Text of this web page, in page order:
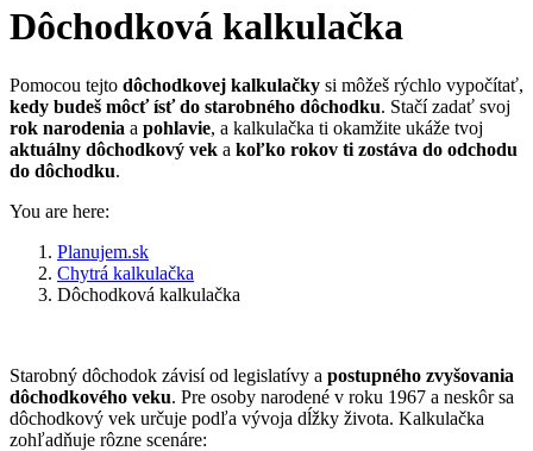
Dôchodková kalkulačka
Pomocou tejto dôchodkovej kalkulačky si môžeš rýchlo vypočítať,
kedy budeš môcť ísť do starobného dôchodku. Stačí zadať svoj
rok narodenia a pohlavie, a kalkulačka ti okamžite ukáže tvoj
aktuálny dôchodkový vek a koľko rokov ti zostáva do odchodu
do dôchodku.
You are here:
Planujem.sk
Chytrá kalkulačka
Dôchodková kalkulačka
Starobný dôchodok závisí od legislatívy a postupného zvyšovania
dôchodkového veku. Pre osoby narodené v roku 1967 a neskôr sa
dôchodkový vek určuje podľa vývoja dĺžky života. Kalkulačka
zohľadňuje rôzne scenáre: